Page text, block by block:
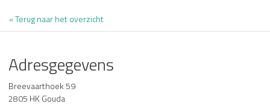
« Terug naar het overzicht
Adresgegevens
Breevaarthoek 59
2805 HK Gouda